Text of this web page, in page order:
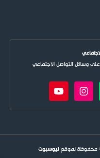
وسائل التواصل الاجتماعي
نيوسبوت